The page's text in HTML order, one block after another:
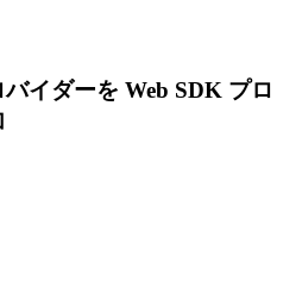
イダーを Web SDK プロ